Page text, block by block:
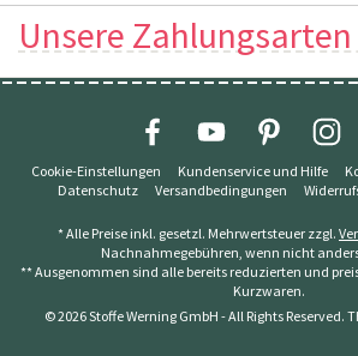
Unsere Zahlungsarten
Cookie-Einstellungen Kundenservice und Hilfe
Datenschutz
Versandbedingungen
* Alle Preise inkl. gesetzl. Mehrwertsteuer zzgl.
Nachnahmegebühren, wenn nicht
** Ausgenommen sind alle bereits reduzierten und
Kurzwaren.
© 2026 Stoffe Werning GmbH - All Rights Reserved.